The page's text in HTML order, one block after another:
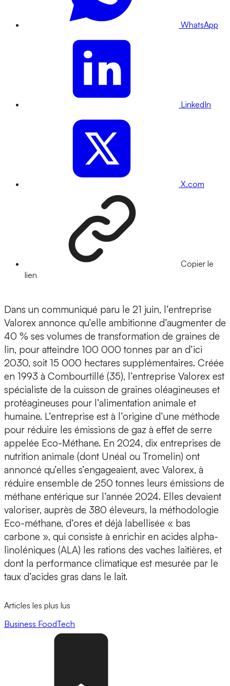
WhatsApp
LinkedIn
X.com
Copier le
lien
Dans un communiqué paru le 21 juin, l’entreprise
Valorex annonce qu’elle ambitionne d’augmenter de
40 % ses volumes de transformation de graines de
lin, pour atteindre 100 000 tonnes par an d’ici
2030, soit 15 000 hectares supplémentaires. Créée
en 1993 à Combourtillé (35), l’entreprise Valorex est
spécialiste de la cuisson de graines oléagineuses et
protéagineuses pour l’alimentation animale et
humaine. L’entreprise est à l’origine d’une méthode
pour réduire les émissions de gaz à effet de serre
appelée Eco-Méthane. En 2024, dix entreprises de
nutrition animale (dont Unéal ou Tromelin) ont
annoncé qu’elles s’engageaient, avec Valorex, à
réduire ensemble de 250 tonnes leurs émissions de
méthane entérique sur l’année 2024. Elles devaient
valoriser, auprès de 380 éleveurs, la méthodologie
Eco-méthane, d’ores et déjà labellisée « bas
carbone », qui consiste à enrichir en acides alpha-
linoléniques (ALA) les rations des vaches laitières, et
dont la performance climatique est mesurée par le
taux d’acides gras dans le lait.
Articles les plus lus
Business FoodTech